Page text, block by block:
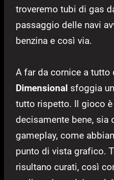
troveremo tubi di gas
passaggio delle navi
benzina e così via.
A far da cornice a tutto
Dimensional sfoggia
tutto rispetto. Il gioco è
decisamente bene, sia
gameplay, come
punto di vista grafico.
risultano curati, così